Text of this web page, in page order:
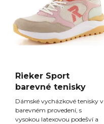
Rieker Sport
barevné tenisky
Dámské vycházkové tenisky v
barevném provedení, s
vysokou latexovou podešví a